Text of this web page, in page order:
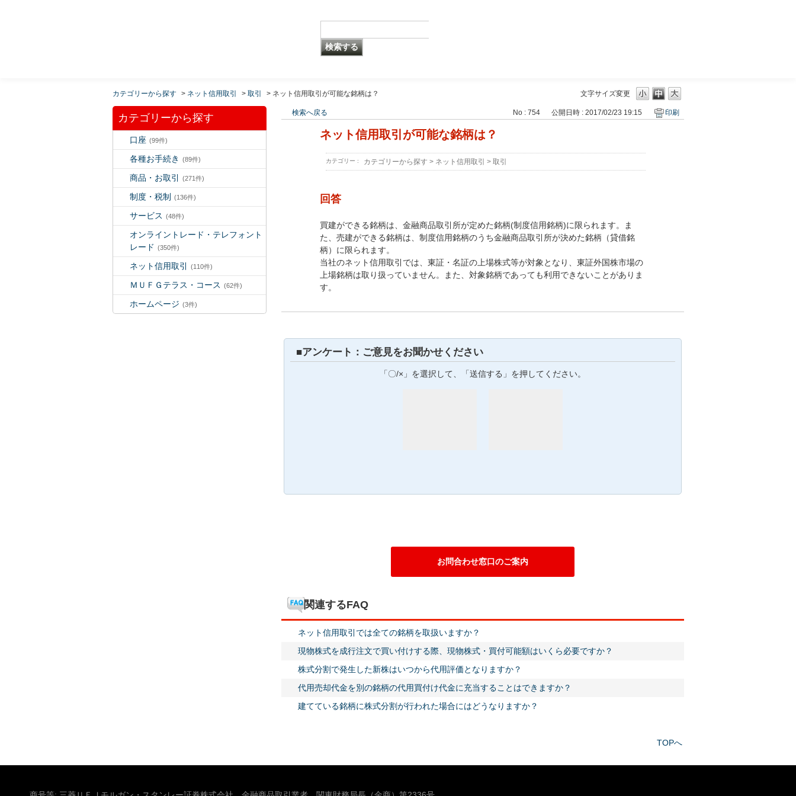
文字サイズ変更
カテゴリーから探す > ネット信用取引 > 取引 > ネット信用取引が可能な銘柄は？
カテゴリーから探す
口座 (99件)
各種お手続き (89件)
商品・お取引 (271件)
制度・税制 (136件)
サービス (48件)
オンライントレード・テレフォント
レード (350件)
ネット信用取引 (110件)
ＭＵＦＧテラス・コース (62件)
ホームページ (3件)
検索へ戻る No : 754 公開日時 : 2017/02/23 19:15 印刷
ネット信用取引が可能な銘柄は？
カテゴリー : カテゴリーから探す > ネット信用取引 > 取引
回答
買建ができる銘柄は、金融商品取引所が定めた銘柄(制度信用銘柄)に限られます。ま
た、売建ができる銘柄は、制度信用銘柄のうち金融商品取引所が決めた銘柄（貸借銘
柄）に限られます。
当社のネット信用取引では、東証・名証の上場株式等が対象となり、東証外国株市場の
上場銘柄は取り扱っていません。また、対象銘柄であっても利用できないことがありま
す。
■アンケート：ご意見をお聞かせください
「〇/×」を選択して、「送信する」を押してください。
お問合わせ窓口のご案内
関連するFAQ
ネット信用取引では全ての銘柄を取扱いますか？
現物株式を成行注文で買い付けする際、現物株式・買付可能額はいくら必要ですか？
株式分割で発生した新株はいつから代用評価となりますか？
代用売却代金を別の銘柄の代用買付け代金に充当することはできますか？
建てている銘柄に株式分割が行われた場合にはどうなりますか？
TOPへ